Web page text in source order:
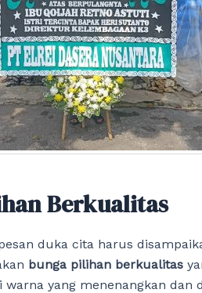
Berkualitas
duka cita harus
bunga pilihan berkualitas
yang menenangkan dan